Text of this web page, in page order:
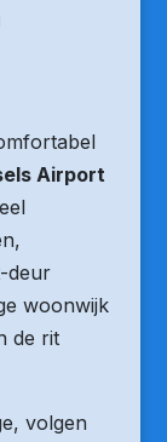
Airport
deur
woonwijk
de rit
volgen